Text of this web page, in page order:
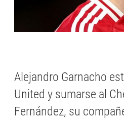
Alejandro Garnacho
United y sumarse al
Fernández, su